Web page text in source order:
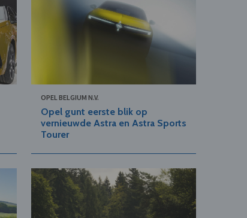
OPEL BELGIUM N.V.
Opel gunt eerste blik op
vernieuwde Astra en Astra Sports
Tourer